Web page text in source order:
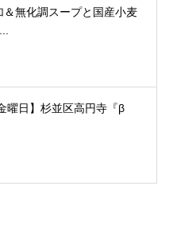
＆無化調スープと国産小麦
曜日】杉並区高円寺『β